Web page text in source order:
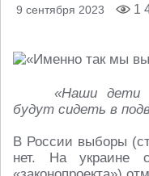
9 сентября 2023 1
«Наши дети
будут сидеть в
В России выборы
нет. На украине